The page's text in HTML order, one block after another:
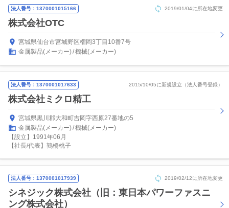
法人番号：1370001015166 2019/01/04に所在地変更
株式会社OTC
宮城県仙台市宮城野区榴岡3丁目10番7号
金属製品(メーカー) 機械(メーカー)
法人番号：1370001017633 2015/10/05に新規設立（法人番号登録）
株式会社ミクロ精工
宮城県黒川郡大和町吉岡字西原27番地の5
金属製品(メーカー) 機械(メーカー)
【設立】1991年06月
【社長/代表】鶉橋桃子
法人番号：1370001017939 2019/02/12に所在地変更
シネジック株式会社（旧：東日本パワーファスニ
ング株式会社）